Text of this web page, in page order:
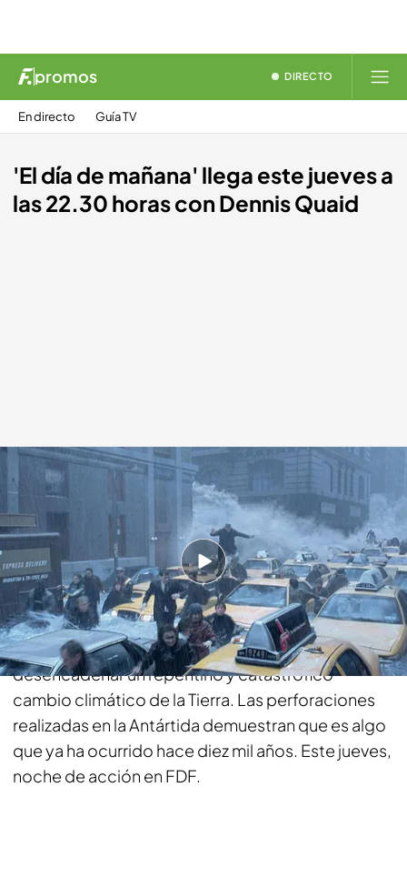
promos DIRECTO
En directo Guía TV
'El día de mañana' llega este jueves a
las 22.30 horas con Dennis Quaid
telecinco.es
21 ENE 2015 - 11:41h.
Compartir
Las investigaciones del climatólogo Jack Hall
indican que el calentamiento global podría
desencadenar un repentino y catastrófico
cambio climático de la Tierra. Las perforaciones
realizadas en la Antártida demuestran que es algo
que ya ha ocurrido hace diez mil años. Este jueves,
noche de acción en FDF.